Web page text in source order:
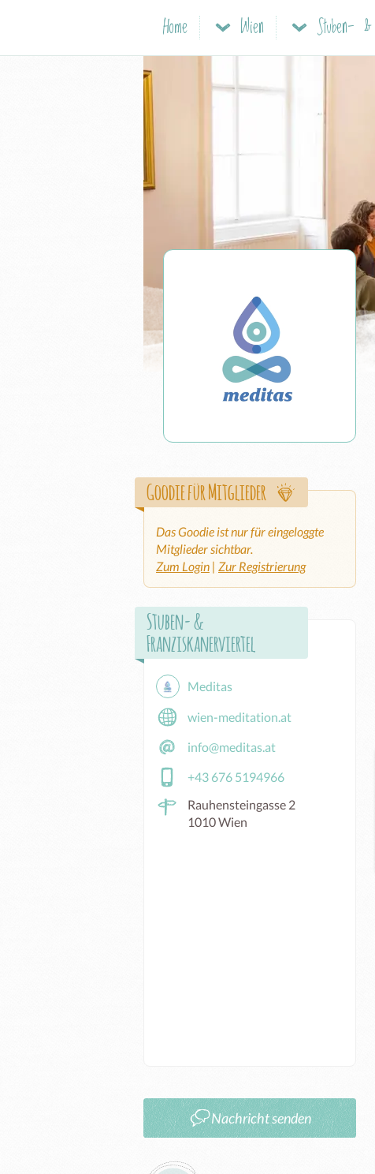
Home Wien
Goodie für Mitglieder
Das Goodie ist nur für eingeloggte
Mitglieder sichtbar.
Zum Login | Zur Registrierung
Stuben- &
Franziskanerviertel
Meditas
wien-meditation.at
info@meditas.at
+43 676 5194966
Rauhensteingasse 2
1010 Wien
Nachricht senden